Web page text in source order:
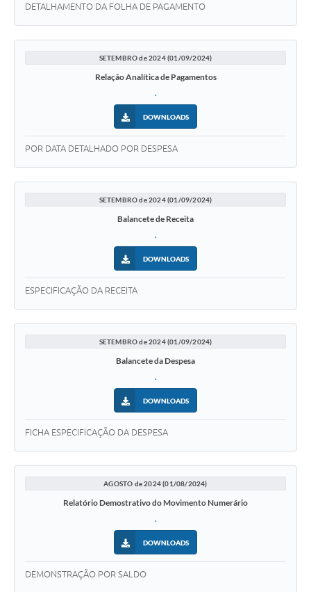
DETALHAMENTO DA FOLHA DE PAGAMENTO
SETEMBRO de 2024 (01/09/2024)
Relação Analítica de Pagamentos
.
DOWNLOADS
POR DATA DETALHADO POR DESPESA
SETEMBRO de 2024 (01/09/2024)
Balancete de Receita
.
DOWNLOADS
ESPECIFICAÇÃO DA RECEITA
SETEMBRO de 2024 (01/09/2024)
Balancete da Despesa
.
DOWNLOADS
FICHA ESPECIFICAÇÃO DA DESPESA
AGOSTO de 2024 (01/08/2024)
Relatório Demostrativo do Movimento Numerário
.
DOWNLOADS
DEMONSTRAÇÃO POR SALDO